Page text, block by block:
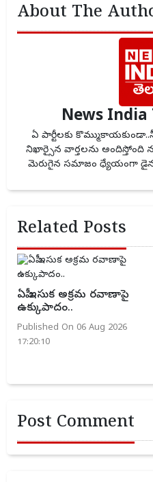
About The
News India
ఏ పార్టీలకు
నిఖార్సైన వార్తలను అందిస్తోంది
మెరుగైన సమాజం ధ్యేయంగా
Related Posts
ఏపీ ఇసుక అక్రమ రవాణాపై
ఉక్కుపాదం..
Published On 06 Aug 2026
17:20:10
Post Comment